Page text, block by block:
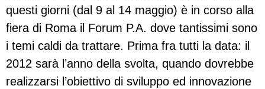
questi giorni (dal 9 al 14 maggio) è in corso alla
fiera di Roma il Forum P.A. dove tantissimi sono
i temi caldi da trattare. Prima fra tutti la data: il
2012 sarà l’anno della svolta, quando dovrebbe
realizzarsi l’obiettivo di sviluppo ed innovazione